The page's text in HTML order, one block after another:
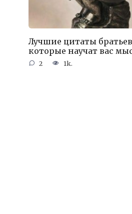
Лучшие цитаты
которые научат вас
2 1k.